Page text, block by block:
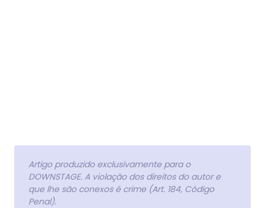
Artigo produzido exclusivamente para o
DOWNSTAGE. A violação dos direitos do autor e
que lhe são conexos é crime (Art. 184, Código
Penal).